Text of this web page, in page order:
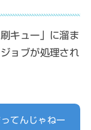
キュー」に溜ま
ョブが処理され
てんじゃねー